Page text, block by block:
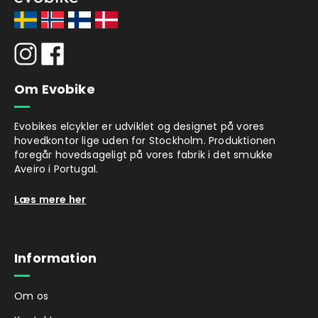
Den bagmonterede motor fra Ananda
leverer et kraftigt drejningsmoment på 50
Nm, som giver god hjælp ved tung last.
træder i pedalerne, og leverer jævn og
behagelig kraft op til 25 km i timen. Batteriet
er let at tage af til opladning og lades fuldt
på cirka 4 til 6 timer.
Årets model er udstyret med moderne CAN
sikker kommunikation mellem cyklens
Tilbehør
Følgende tilbehør kan købes separat for at
tilpasse cyklen efter dine behov.
Om Evobike
Evobikes elcykler er udviklet og designet på vores
hovedkontor lige uden for Stockholm. Produktionen
foregår hovedsageligt på vores fabrik i det smukke
Aveiro i Portugal.
Læs mere her
Information
Om os